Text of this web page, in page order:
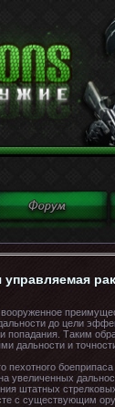
управляемая
вооруженное
до цели
попадания. Таким
дальности и
пехотного
увеличенных
штатных
с существующим